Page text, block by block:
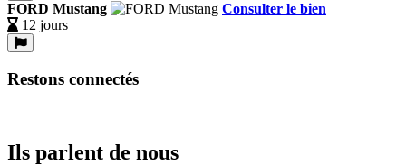
FORD Mustang
Consulter le bien
12 jours
Restons connectés
Ils parlent de nous